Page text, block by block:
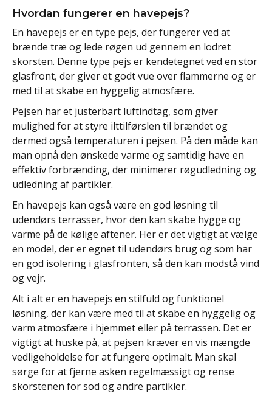
Hvordan fungerer en havepejs?
En havepejs er en type pejs, der fungerer ved at
brænde træ og lede røgen ud gennem en lodret
skorsten. Denne type pejs er kendetegnet ved en stor
glasfront, der giver et godt vue over flammerne og er
med til at skabe en hyggelig atmosfære.
Pejsen har et justerbart luftindtag, som giver
mulighed for at styre ilttilførslen til brændet og
dermed også temperaturen i pejsen. På den måde kan
man opnå den ønskede varme og samtidig have en
effektiv forbrænding, der minimerer røgudledning og
udledning af partikler.
En havepejs kan også være en god løsning til
udendørs terrasser, hvor den kan skabe hygge og
varme på de kølige aftener. Her er det vigtigt at vælge
en model, der er egnet til udendørs brug og som har
en god isolering i glasfronten, så den kan modstå vind
og vejr.
Alt i alt er en havepejs en stilfuld og funktionel
løsning, der kan være med til at skabe en hyggelig og
varm atmosfære i hjemmet eller på terrassen. Det er
vigtigt at huske på, at pejsen kræver en vis mængde
vedligeholdelse for at fungere optimalt. Man skal
sørge for at fjerne asken regelmæssigt og rense
skorstenen for sod og andre partikler.